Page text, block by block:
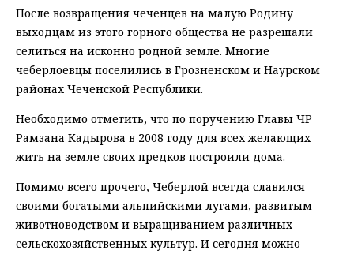
После возвращения чеченцев на малую Родину
выходцам из этого горного общества не разрешали
селиться на исконно родной земле. Многие
чеберлоевцы поселились в Грозненском и Наурском
районах Чеченской Республики.
Необходимо отметить, что по поручению Главы ЧР
Рамзана Кадырова в 2008 году для всех желающих
жить на земле своих предков построили дома.
Помимо всего прочего, Чеберлой всегда славился
своими богатыми альпийскими лугами, развитым
животноводством и выращиванием различных
сельскохозяйственных культур. И сегодня можно